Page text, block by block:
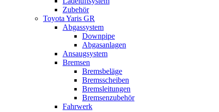
Zubehör
Toyota Yaris GR
Abgassystem
Downpipe
Abgasanlagen
Ansaugsystem
Bremsen
Bremsbeläge
Bremsscheiben
Bremsleitungen
Bremsenzubehör
Fahrwerk